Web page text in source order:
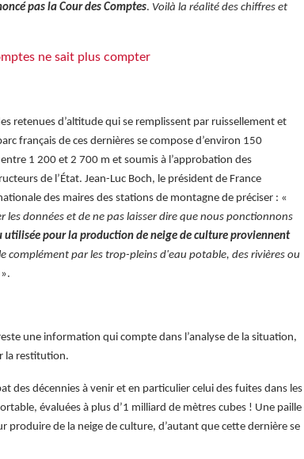
pas la Cour des Comptes. Voilà la réalité des chiffres et
ne sait plus compter
retenues d’altitude qui se remplissent par ruissellement et
français de ces dernières se compose d’environ 150
1 200 et 2 700 m et soumis à l’approbation des
de l’État. Jean-Luc Boch, le président de France
des maires des stations de montagne de préciser : «
les données et de ne pas laisser dire que nous ponctionnons
utilisée pour la production de neige de culture proviennent
complément par les trop-pleins d'eau potable, des rivières ou
une information qui compte dans l’analyse de la situation,
la restitution.
des décennies à venir et en particulier celui des fuites dans les
évaluées à plus d’1 milliard de mètres cubes ! Une paille
produire de la neige de culture, d’autant que cette dernière se